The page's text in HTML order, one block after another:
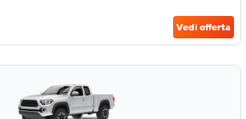
Vedi offerta